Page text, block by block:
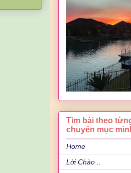
Tìm bài theo
chuyên mục
Home
Lời Chào ..